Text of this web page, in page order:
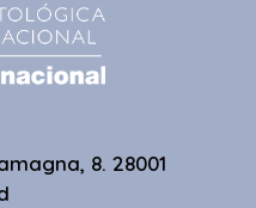
8. 28001